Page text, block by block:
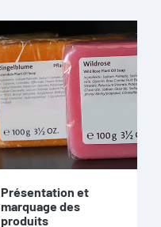
Présentation et
marquage des
produits